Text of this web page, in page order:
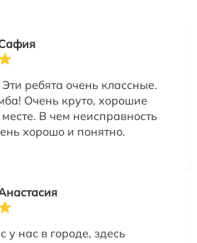
ребята очень классные.
Очень круто, хорошие
В чем неисправность
хорошо и понятно.
у нас в городе, здесь